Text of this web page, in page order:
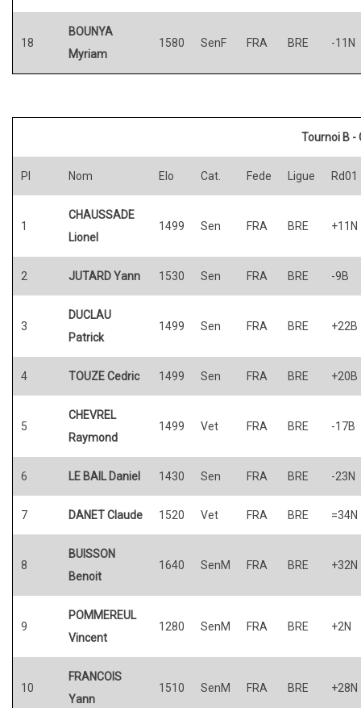
18
BOUNYA
Myriam
1580 SenF FRA BRE -11N
Tournoi B -
Pl Nom Elo Cat. Fede Ligue Rd01
1
CHAUSSADE
Lionel
1499 Sen FRA BRE +11N
2 JUTARD Yann 1530 Sen FRA BRE -9B
3
DUCLAU
Patrick
1499 Sen FRA BRE +22B
4 TOUZE Cedric 1499 Sen FRA BRE +20B
5
CHEVREL
Raymond
1499 Vet FRA BRE -17B
6 LE BAIL Daniel 1430 Sen FRA BRE -23N
7 DANET Claude 1520 Vet FRA BRE =34N
8
BUISSON
Benoit
1640 SenM FRA BRE +32N
9
POMMEREUL
Vincent
1280 SenM FRA BRE +2N
10
FRANCOIS
Yann
1510 SenM FRA BRE +28N